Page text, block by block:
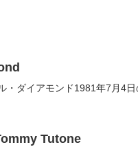
・ダイアモンド1981年7月4
Tutone